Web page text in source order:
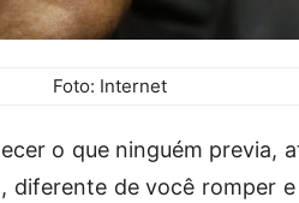
Foto: Internet
o que ninguém previa,
diferente de você romper